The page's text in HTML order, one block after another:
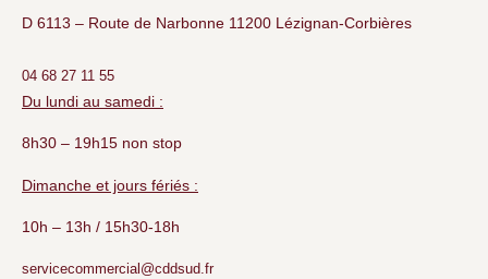
D 6113 – Route de Narbonne 11200 Lézignan-Corbières
04 68 27 11 55
Du lundi au samedi :
8h30 – 19h15 non stop
Dimanche et jours fériés :
10h – 13h / 15h30-18h
servicecommercial@cddsud.fr